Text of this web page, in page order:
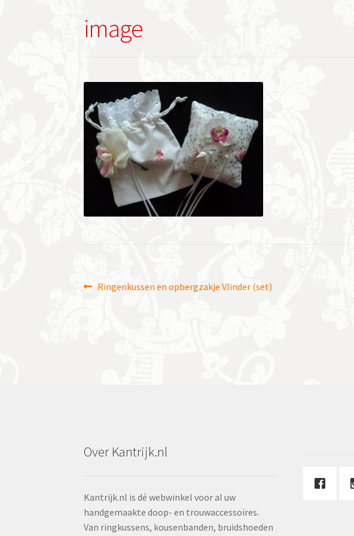
image
Bericht
Vorig
Ringenkussen en opbergzakje Vlinder (set)
Over Kantrijk.nl
Kantrijk.nl is dé webwinkel voor al uw
handgemaakte doop- en trouwaccessoires.
Van ringkussens, kousenbanden, bruidshoeden